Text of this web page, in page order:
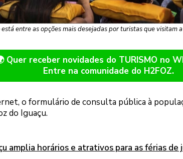
entre as opções mais desejadas por turistas que visitam
Quer receber novidades do TURISMO no
Entre na comunidade do H2FOZ.
o formulário de consulta pública à
do Iguaçu.
amplia horários e atrativos para as férias de